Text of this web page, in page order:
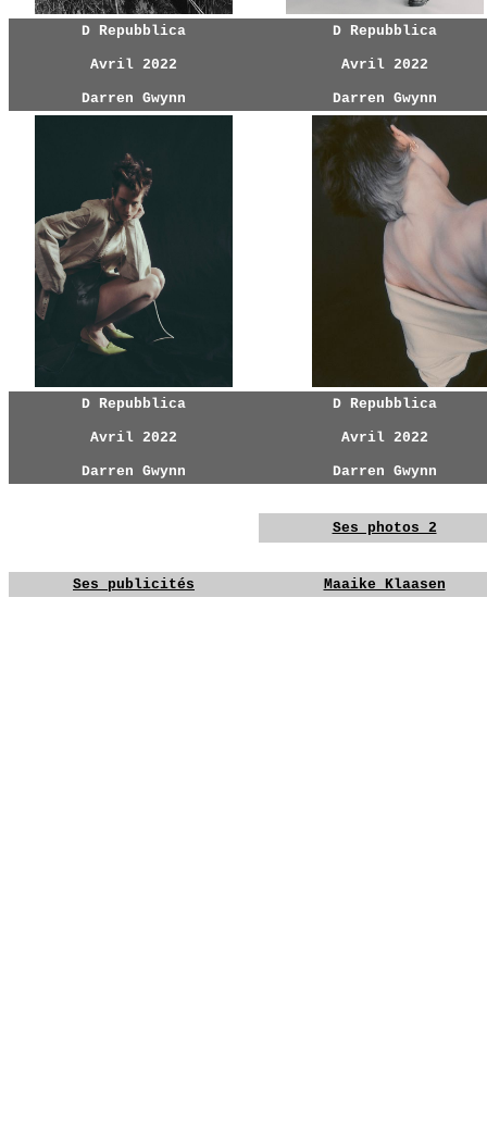
D Repubblica
Avril 2022
Darren Gwynn
D Repubblica
Avril 2022
Darren Gwynn
D Repubblica
Avril 2022
Darren Gwynn
D Repubblica
Avril 2022
Darren Gwynn
Ses photos 2
Ses publicités Maaike Klaasen